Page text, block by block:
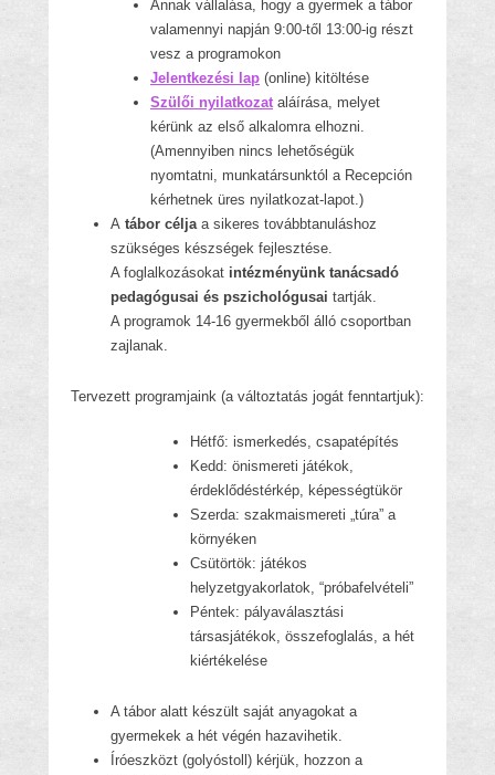
Annak vállalása, hogy a gyermek a tábor
valamennyi napján 9:00-től 13:00-ig részt
vesz a programokon
Jelentkezési lap (online) kitöltése
Szülői nyilatkozataláírása, melyet
kérünk az első alkalomra elhozni.
(Amennyiben nincs lehetőségük
nyomtatni, munkatársunktól a Recepción
kérhetnek üres nyilatkozat-lapot.)
A tábor céljaa sikeres továbbtanuláshoz
szükséges készségek fejlesztése.
A foglalkozásokat intézményünk tanácsadó
pedagógusai és pszichológusai tartják.
A programok 14-16 gyermekből álló csoportban
zajlanak.
Tervezett programjaink (a változtatás jogát fenntartjuk):
Hétfő: ismerkedés, csapatépítés
Kedd: önismereti játékok,
érdeklődéstérkép, képességtükör
Szerda: szakmaismereti „túra” a
környéken
Csütörtök: játékos
helyzetgyakorlatok, “próbafelvételi”
Péntek: pályaválasztási
társasjátékok, összefoglalás, a hét
kiértékelése
A tábor alatt készült saját anyagokat a
gyermekek a hét végén hazavihetik.
Íróeszközt (golyóstoll) kérjük, hozzon a